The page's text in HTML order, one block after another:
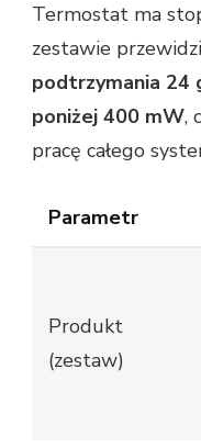
Termostat ma
zestawie
podtrzymania 24
poniżej 400 mW,
pracę całego
Parametr
Produkt
(zestaw)